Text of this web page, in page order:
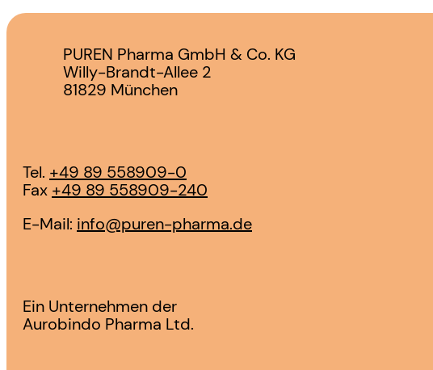
PUREN Pharma GmbH & Co. KG
Willy-Brandt-Allee 2
81829 München
Tel. +49 89 558909-0
Fax +49 89 558909-240
E-Mail: info@puren-pharma.de
Ein Unternehmen der
Aurobindo Pharma Ltd.